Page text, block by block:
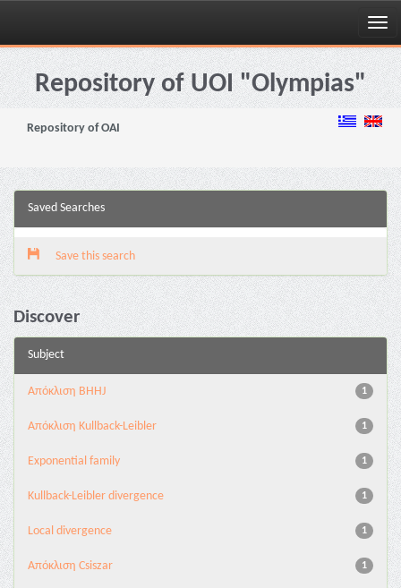
Skip
navigationRepository of UOI "Olympias"
Repository of OAI
Saved Searches
Save this search
Discover
Subject
1
Aπόκλιση BHHJ
1
Aπόκλιση Kullback-Leibler
1
Exponential family
1
Kullback-Leibler divergence
1
Local divergence
1
Απόκλιση Csiszar